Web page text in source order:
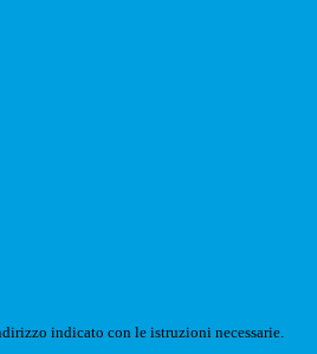
indicato con le istruzioni necessarie.